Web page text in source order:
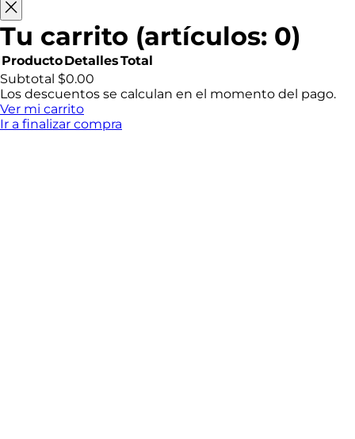
Tu carrito (artículos: 0)
Productos
del
ProductoDetallesTotal
Subtotal $0.00
Los descuentos se calculan en el momento del pago.
Ver mi carrito
Ir a finalizar compra